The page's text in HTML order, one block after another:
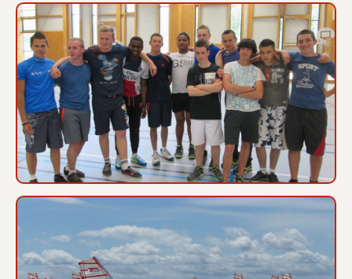
Intersport (06/2015)